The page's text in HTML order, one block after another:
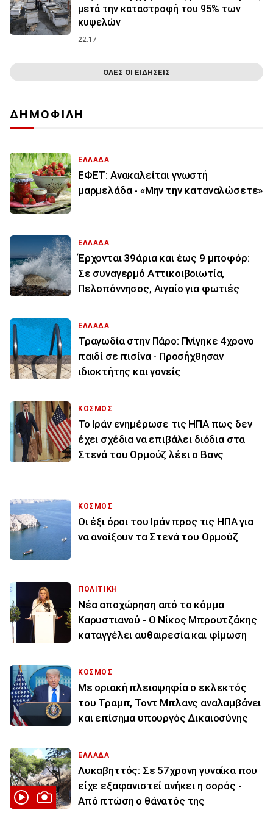
μετά την καταστροφή του 95% των
κυψελών
22:17
ΟΛΕΣ ΟΙ ΕΙΔΗΣΕΙΣ
ΔΗΜΟΦΙΛΗ
ΕΛΛΑΔΑ
ΕΦΕΤ: Ανακαλείται γνωστή
μαρμελάδα - «Μην την καταναλώσετε»
ΕΛΛΑΔΑ
Έρχονται 39άρια και έως 9 μποφόρ:
Σε συναγερμό Αττικοιβοιωτία,
Πελοπόννησος, Αιγαίο για φωτιές
ΕΛΛΑΔΑ
Τραγωδία στην Πάρο: Πνίγηκε 4χρονο
παιδί σε πισίνα - Προσήχθησαν
ιδιοκτήτης και γονείς
ΚΟΣΜΟΣ
To Ιράν ενημέρωσε τις ΗΠΑ πως δεν
έχει σχέδια να επιβάλει διόδια στα
Στενά του Ορμούζ λέει ο Βανς
ΚΟΣΜΟΣ
Οι έξι όροι του Ιράν προς τις ΗΠΑ για
να ανοίξουν τα Στενά του Ορμούζ
ΠΟΛΙΤΙΚΗ
Νέα αποχώρηση από το κόμμα
Καρυστιανού - Ο Νίκος Μπρουτζάκης
καταγγέλει αυθαιρεσία και φίμωση
ΚΟΣΜΟΣ
Με οριακή πλειοψηφία ο εκλεκτός
του Τραμπ, Τοντ Μπλανς αναλαμβάνει
και επίσημα υπουργός Δικαιοσύνης
ΕΛΛΑΔΑ
Λυκαβηττός: Σε 57χρονη γυναίκα που
είχε εξαφανιστεί ανήκει η σορός -
Από πτώση ο θάνατός της